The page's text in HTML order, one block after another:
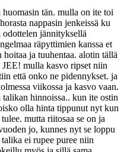
tän. mulla on ite toi
nappasin jenkeissä ku
jännityksellä
räpyttimien kanssa et
ja tuuhentaa. alotin tällä
mulla kasvo ripset niin
että onko ne pidennykset. ja
viikossa ja kasvo vaan.
hinnoissa.. kun ite ostin
olla hinta tippunut nyt kun
mutta riitosaa se on ja
jo, kunnes nyt se loppu
ei rupee puree niin